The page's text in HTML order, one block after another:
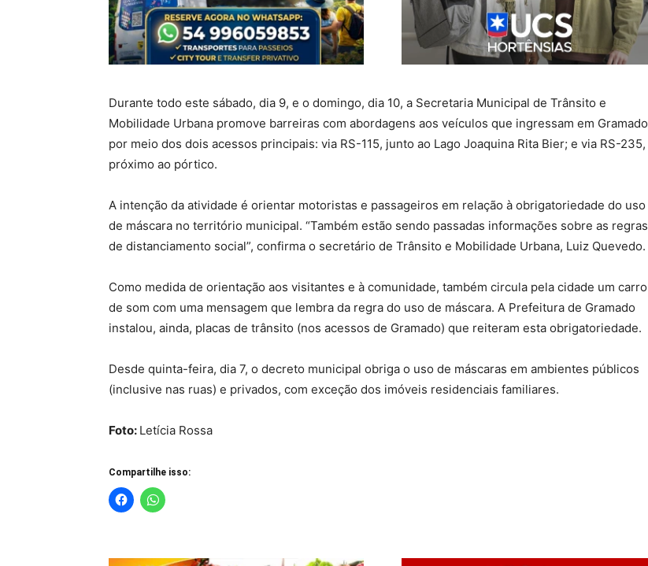
Durante todo este sábado, dia 9, e o domingo, dia 10, a Secretaria Municipal de Trânsito e
Mobilidade Urbana promove barreiras com abordagens aos veículos que ingressam em Gramado
por meio dos dois acessos principais: via RS-115, junto ao Lago Joaquina Rita Bier; e via RS-235,
próximo ao pórtico.
A intenção da atividade é orientar motoristas e passageiros em relação à obrigatoriedade do uso
de máscara no território municipal. “Também estão sendo passadas informações sobre as regras
de distanciamento social”, confirma o secretário de Trânsito e Mobilidade Urbana, Luiz Quevedo.
Como medida de orientação aos visitantes e à comunidade, também circula pela cidade um carro
de som com uma mensagem que lembra da regra do uso de máscara. A Prefeitura de Gramado
instalou, ainda, placas de trânsito (nos acessos de Gramado) que reiteram esta obrigatoriedade.
Desde quinta-feira, dia 7, o decreto municipal obriga o uso de máscaras em ambientes públicos
(inclusive nas ruas) e privados, com exceção dos imóveis residenciais familiares.
Foto: Letícia Rossa
Compartilhe isso: